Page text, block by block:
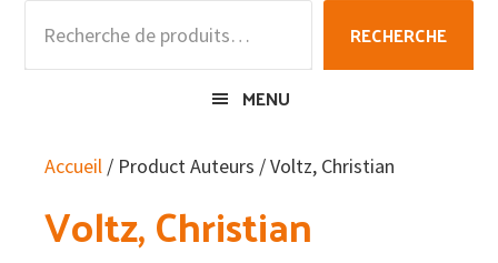
pour :
RECHERCHE
MENU
Accueil / Product Auteurs / Voltz, Christian
Voltz, Christian